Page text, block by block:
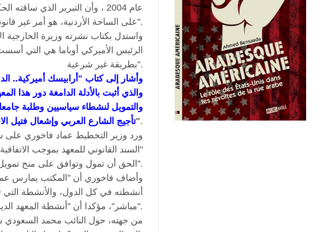
عام 2004 ، وأن التبرير الذي
على الساحة الأردنية، هو أمر غير قانوني ومستهجن، بل ينم عن حالة استهتار من قبل الحكومة".
واستدل بكتاب نشرته وزيرة الخارجية
الرئيس الأميركي أوباما هي التي
بطريقة غير شرعية".
وأشار إلى كتاب "أرابيسك أميركية..
والذي أثبت بالأدلة الدامغة دور هذا
والتمويل لنشطاء سياسيين وطلبة
تأجيج الشارع العربي وإشعال فتيل ".
ورد وزير التخطيط عماد فاخوري على
الحق أن تمول وتوافق على منح تمويل لعدد من المبادرات".
وأضاف فاخوري أن "المكتب يمارس عمله
أنشطته في كل الدول، والأنشطة التي
مباشر"، مؤكدا أن "أنشطة المعهد الديمقراطي التي نفذت كانت عمليات إيجابية لدعم التنمية الديمقراطية".
من جهته، حول النائب محمد السعودي